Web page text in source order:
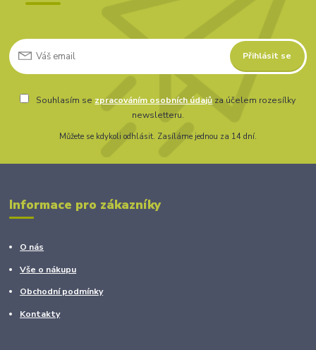
Přihlásit se
Souhlasím se zpracováním osobních údajů za účelem rozesílky
newsletteru.
Můžete se kdykoli odhlásit. Zasíláme jednou za 14 dní.
Informace pro zákazníky
O nás
Vše o nákupu
Obchodní podmínky
Kontakty